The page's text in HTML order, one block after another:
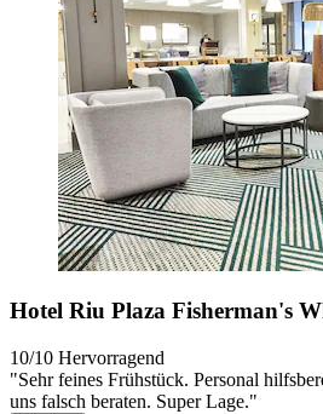
Hotel Riu Plaza Fisherman's
10/10 Hervorragend
"Sehr feines Frühstück. Personal
uns falsch beraten. Super Lage."